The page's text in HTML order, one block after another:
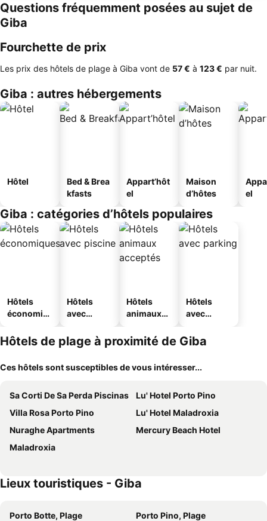
Questions fréquemment posées au sujet de
Giba
Fourchette de prix
Les prix des hôtels de plage à Giba vont de ‎57 € à ‎123 € par nuit.
Giba : autres hébergements
Hôtel
Bed & Brea
kfasts
Appart’hôt
el
Maison
d’hôtes
el
Giba : catégories d’hôtels populaires
Hôtels
économiq
Hôtels
avec
Hôtels
animaux
Hôtels
avec
Hôtels de plage à proximité de Giba
Ces hôtels sont susceptibles de vous intéresser...
Sa Corti De Sa Perda Piscinas
Lu' Hotel Porto Pino
Villa Rosa Porto Pino
Lu' Hotel Maladroxia
Nuraghe Apartments
Mercury Beach Hotel
Maladroxia
Lieux touristiques - Giba
Porto Botte, Plage
Porto Pino, Plage